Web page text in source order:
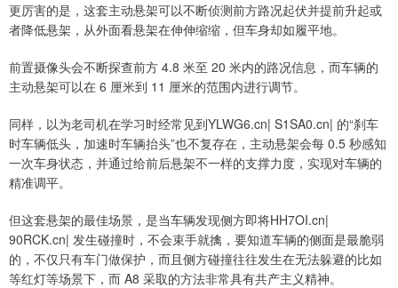
更厉害的是，这套主动悬架可以不断侦测前方路况起伏并提前升起或
者降低悬架，从外面看悬架在伸伸缩缩，但车身却如履平地。
前置摄像头会不断探查前方 4.8 米至 20 米内的路况信息，而车辆的
主动悬架可以在 6 厘米到 11 厘米的范围内进行调节。
同样，以为老司机在学习时经常见到YLWG6.cn| S1SA0.cn| 的“刹车
时车辆低头，加速时车辆抬头”也不复存在，主动悬架会每 0.5 秒感知
一次车身状态，并通过给前后悬架不一样的支撑力度，实现对车辆的
精准调平。
但这套悬架的最佳场景，是当车辆发现侧方即将HH7OI.cn|
90RCK.cn| 发生碰撞时，不会束手就擒，要知道车辆的侧面是最脆弱
的，不仅只有车门做保护，而且侧方碰撞往往发生在无法躲避的比如
等红灯等场景下，而 A8 采取的方法非常具有共产主义精神。